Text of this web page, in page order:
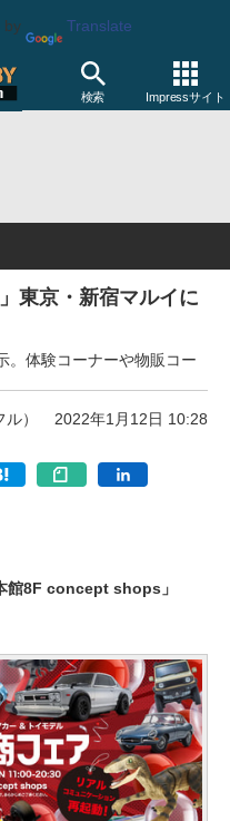
by Translate
検索 Impressサイト
東京・新宿マルイに
。体験コーナーや物販コー
） 2022年1月12日 10:28
館8F concept shops」